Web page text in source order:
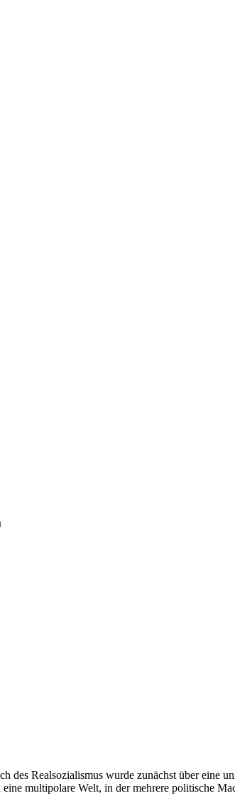
des Realsozialismus wurde zunächst über
multipolare Welt, in der mehrere politische